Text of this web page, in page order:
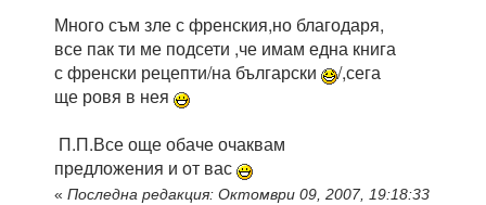
Много съм зле с френския,но благодаря,
все пак ти ме подсети ,че имам една книга
с френски рецепти/на български
/,сега
ще ровя в нея
П.П.Все още обаче очаквам
предложения и от вас
« Последна редакция: Октомври 09, 2007, 19:18:33